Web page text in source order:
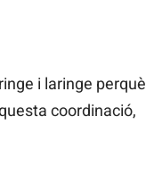
i laringe perquè
coordinació,